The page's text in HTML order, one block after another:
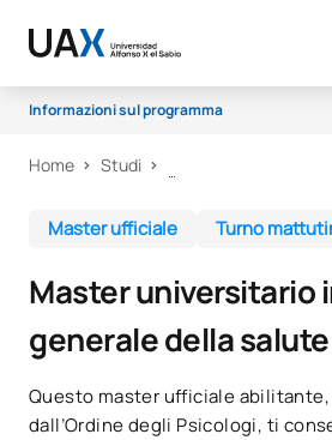
Informazioni sul programma
Programma
Qualità
Home Studi
Master ufficiale Turno
Master universitario
generale della salute
Questo master ufficiale
dall’Ordine degli Psicologi, ti